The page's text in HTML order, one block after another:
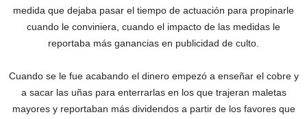
medida que dejaba pasar el tiempo de actuación para propinarle
cuando le conviniera, cuando el impacto de las medidas le
reportaba más ganancias en publicidad de culto.
Cuando se le fue acabando el dinero empezó a enseñar el cobre y
a sacar las uñas para enterrarlas en los que trajeran maletas
mayores y reportaban más dividendos a partir de los favores que